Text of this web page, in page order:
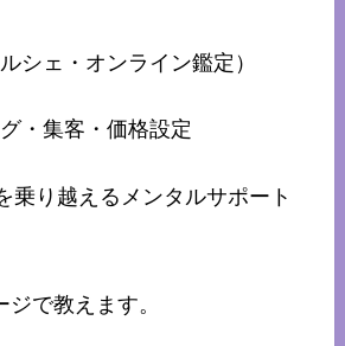
シェ・オンライン鑑定）
・集客・価格設定
乗り越えるメンタルサポート
で教えます。